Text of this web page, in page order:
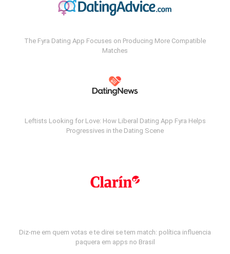
The Fyra Dating App Focuses on Producing More Compatible
Matches
Leftists Looking for Love: How Liberal Dating App Fyra Helps
Progressives in the Dating Scene
Diz-me em quem votas e te direi se tem match: política influencia
paquera em apps no Brasil